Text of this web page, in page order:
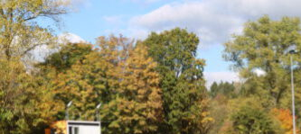
Zum
Inhalt
springen